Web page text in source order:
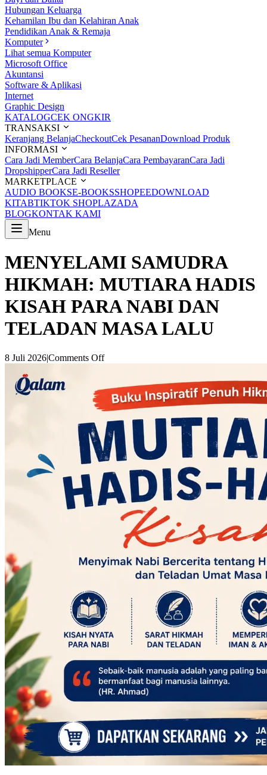
Hubungan Keluarga
Kehamilan Ibu dan Kelahiran Anak
Pendidikan Anak & Remaja
Komputer
Lihat semua Komputer
Microsoft Office
Akuntansi
Software & Aplikasi
Internet
Graphic Design
KATALOGCEK ONGKIR
TRANSAKSI
Keranjang BelanjaCheckoutCek PesananDownload Produk
INFORMASI
Cara Jadi MemberCara BelanjaCara PembayaranCara Jadi
DropshipperCara Jadi Reseller
MARKETPLACE
AUDIO BOOKSE-BOOKSSHOPEEDOWNLOAD
KITABTIKTOK SHOPLAZADA
BLOGKONTAK KAMI
Menu
MENYELAMI SAMUDRA
HIKMAH: MUTIARA HADIS
KISAH PARA NABI DAN
TELADAN MASA LALU
8 Juli 2026|Comments Off